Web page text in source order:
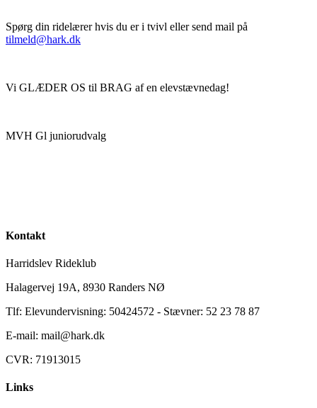
Spørg din ridelærer hvis du er i tvivl eller send mail på
tilmeld@hark.dk
Vi GLÆDER OS til BRAG af en elevstævnedag!
MVH Gl juniorudvalg
Kontakt
Harridslev Rideklub
Halagervej 19A, 8930 Randers NØ
Tlf: Elevundervisning: 50424572 - Stævner: 52 23 78 87
E-mail: mail@hark.dk
CVR: 71913015
Links